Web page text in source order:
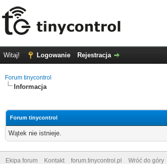
Witaj! Logowanie Rejestracja
Forum tinycontrol
Informacja
Forum tinycontrol
Wątek nie istnieje.
Ekipa forum Kontakt forum.tinycontrol.pl Wróć do góry